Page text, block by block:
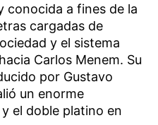
conocida a fines de la
cargadas de
y el sistema
Carlos Menem. Su
por Gustavo
un enorme
el doble platino en